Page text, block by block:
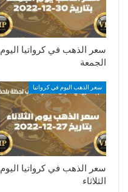
سعر الذهب في كرواتيا اليوم
الجمعة
سعر الذهب اليوم في كرواتيا
سعر الذهب في كرواتيا اليوم
الثلاثاء